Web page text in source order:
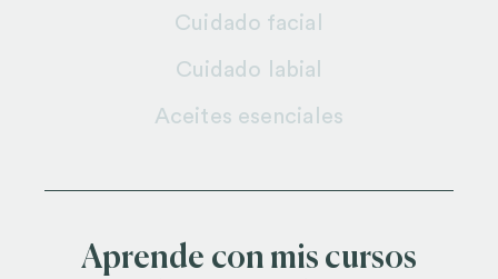
Cuidado facial
Cuidado labial
Aceites esenciales
Aprende con mis cursos